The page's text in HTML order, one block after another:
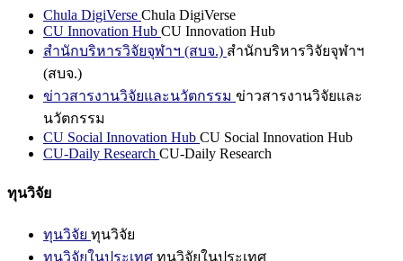
Chula DigiVerse Chula DigiVerse
CU Innovation Hub CU Innovation Hub
สำนักบริหารวิจัยจุฬาฯ (สบจ.) สำนักบริหารวิจัยจุฬาฯ
(สบจ.)
ข่าวสารงานวิจัยและนวัตกรรม ข่าวสารงานวิจัยและ
นวัตกรรม
CU Social Innovation Hub CU Social Innovation Hub
CU-Daily Research CU-Daily Research
ทุนวิจัย
ทุนวิจัย ทุนวิจัย
ทุนวิจัยในประเทศ ทุนวิจัยในประเทศ